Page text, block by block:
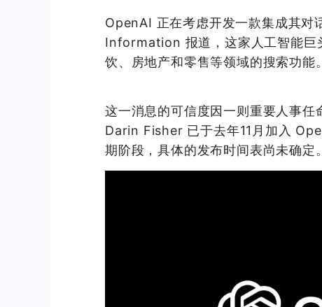
OpenAI 正在考虑开发一款集成其对
Information 报道，这家人工智能巨
饮、房地产和零售等领域的搜索功能。
这一消息的可信度因一则重要人事
Darin Fisher 已于去年11月加入
期阶段，具体的发布时间表尚未确定。